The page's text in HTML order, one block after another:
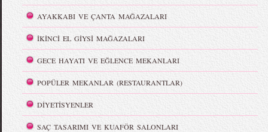
AYAKKABI VE ÇANTA MAĞAZALARI
İKİNCİ EL GİYSİ MAĞAZALARI
GECE HAYATI VE EĞLENCE MEKANLARI
POPÜLER MEKANLAR (RESTAURANTLAR)
DİYETİSYENLER
SAÇ TASARIMI VE KUAFÖR SALONLARI